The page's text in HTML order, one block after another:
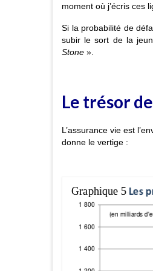
moment où j’écris ces
Si la probabilité de
subir le sort de la
Stone ».
Le trésor
L’assurance vie est
donne le vertige :